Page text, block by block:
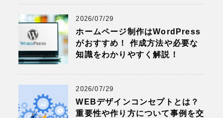
2026/07/29
ホームページ制作はWordPress
がおすすめ！ 作成方法や必要な
知識をわかりやすく解説！
2026/07/29
WEBデザインコンセプトとは？
重要性や作り方について事例を交